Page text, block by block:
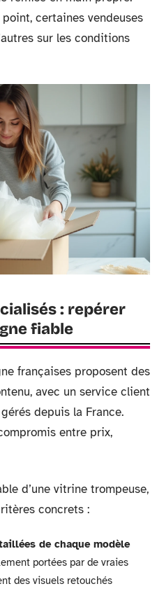
certaines vendeuses
sur les conditions
: repérer
fiable
françaises proposent des
avec un service client
depuis la France.
entre prix,
d’une vitrine trompeuse,
concrets :
de chaque modèle
portées par de vraies
des visuels retouchés